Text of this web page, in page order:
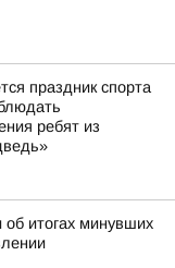
праздник спорта
ребят из
итогах минувших